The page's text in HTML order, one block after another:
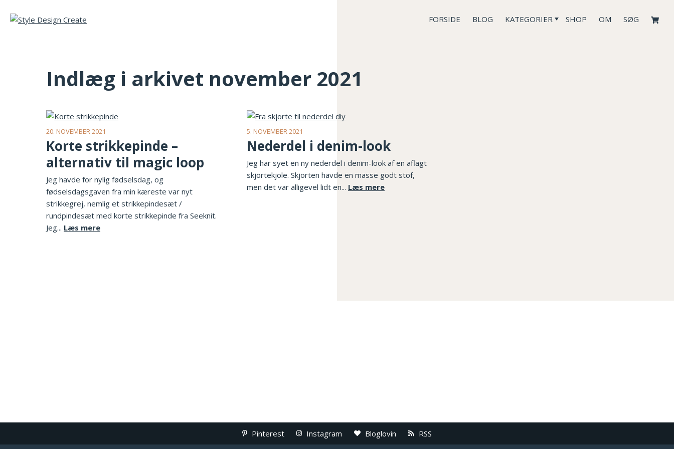
FORSIDE BLOG KATEGORIER SHOP OM SØG
Indlæg i arkivet november 2021
20. NOVEMBER 2021
Korte strikkepinde –
alternativ til magic loop
Jeg havde for nylig fødselsdag, og
fødselsdagsgaven fra min kæreste var nyt
strikkegrej, nemlig et strikkepindesæt /
rundpindesæt med korte strikkepinde fra Seeknit.
Jeg... Læs mere
5. NOVEMBER 2021
Nederdel i denim-look
Jeg har syet en ny nederdel i denim-look af en aflagt
skjortekjole. Skjorten havde en masse godt stof,
men det var alligevel lidt en... Læs mere
Pinterest Instagram Bloglovin RSS